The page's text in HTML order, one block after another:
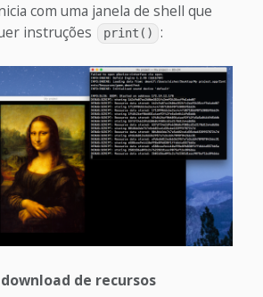
com uma janela de shell que
instruções
print() :
de recursos